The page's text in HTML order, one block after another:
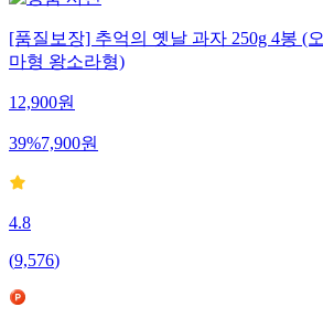
[품질보장] 추억의 옛날 과자 250g 4봉 (
마형 왕소라형)
12,900원
39%7,900원
4.8
(9,576)